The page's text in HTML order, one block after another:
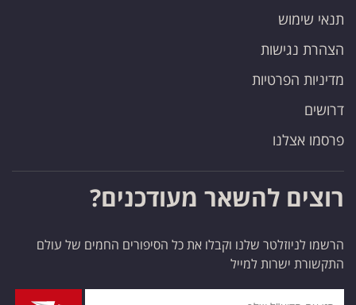
תנאי שימוש
הצהרת נגישות
מדיניות הפרטיות
דרושים
פרסמו אצלנו
רוצים להשאר מעודכנים?
הרשמו לניוזלטר שלנו וקבלו את כל הסיפורים החמים של עולם
התקשורת ישרות למייל